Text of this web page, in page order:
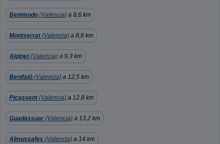
Benimodo (Valencia) a 8,6 km
Montserrat(Valencia) a 8,8 km
Alginet(Valencia) a 9,3 km
Benifaió (Valencia) a 12,5 km
Picassent(Valencia) a 12,8 km
Guadassuar (Valencia) a 13,2 km
Almussafes (Valencia) a 14 km